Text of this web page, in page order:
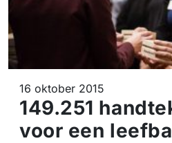
16 oktober 2015
149.251
voor een